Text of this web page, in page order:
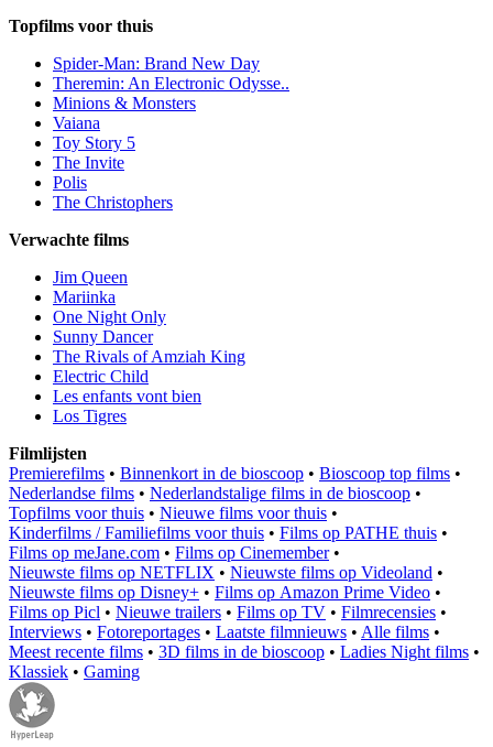
Topfilms voor thuis
Spider-Man: Brand New Day
Theremin: An Electronic Odysse..
Minions & Monsters
Vaiana
Toy Story 5
The Invite
Polis
The Christophers
Verwachte films
Jim Queen
Mariinka
One Night Only
Sunny Dancer
The Rivals of Amziah King
Electric Child
Les enfants vont bien
Los Tigres
Filmlijsten
Premierefilms • Binnenkort in de bioscoop • Bioscoop top films •
Nederlandse films • Nederlandstalige films in de bioscoop •
Topfilms voor thuis • Nieuwe films voor thuis •
Kinderfilms / Familiefilms voor thuis • Films op PATHE thuis •
Films op meJane.com • Films op Cinemember•
Nieuwste films op NETFLIX • Nieuwste films op Videoland •
Nieuwste films op Disney+ • Films op Amazon Prime Video •
Films op Picl • Nieuwe trailers • Films op TV • Filmrecensies •
Interviews • Fotoreportages • Laatste filmnieuws • Alle films •
Meest recente films • 3D films in de bioscoop • Ladies Night films •
Klassiek • Gaming